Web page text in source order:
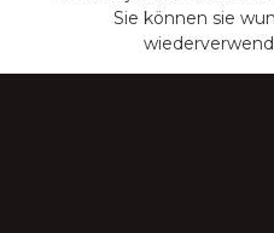
Sie können sie